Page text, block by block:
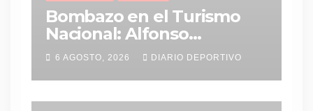
Bombazo en el Turismo
Nacional: Alfonso
Domenech deja Saturni
Racing y vuelve al MG-C
Pergamino
6 AGOSTO, 2026 DIARIO DEPORTIVO